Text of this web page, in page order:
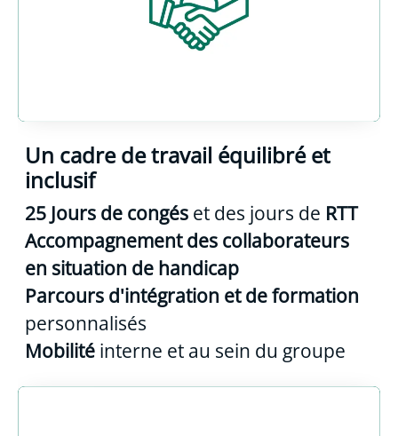
Un cadre de travail équilibré et
inclusif
25 Jours de congés et des jours de RTT
Accompagnement des collaborateurs
en situation de handicap
Parcours d'intégration et de formation
personnalisés
Mobilité interne et au sein du groupe